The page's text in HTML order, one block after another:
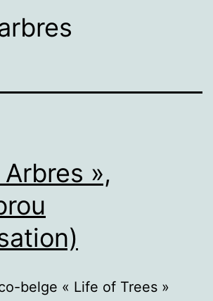
»,
belge « Life of Trees »